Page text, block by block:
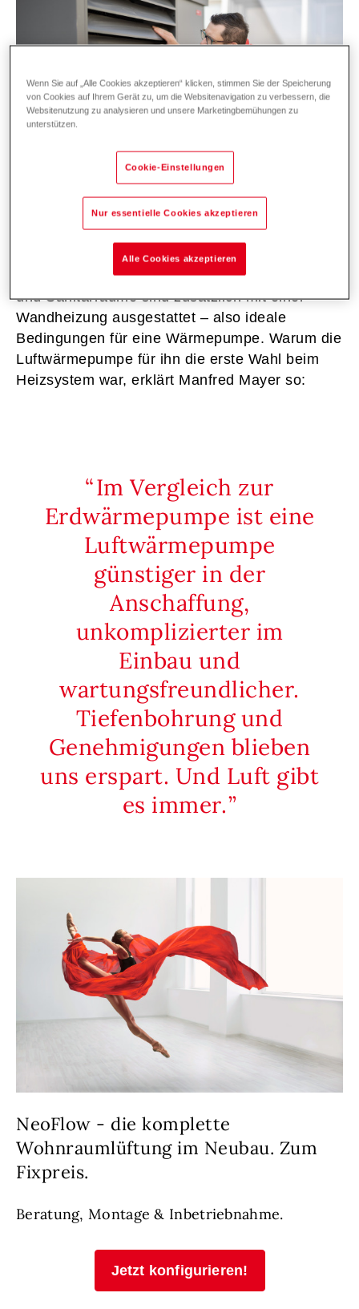
Hoval Kundendiensttechniker Markus.
Der neu errichtete Bungalow der Mayers wird
über Fußbodenheizung temperiert. Die Wohn-
und Sanitärräume sind zusätzlich mit einer
Wandheizung ausgestattet – also ideale
Bedingungen für eine Wärmepumpe. Warum die
Luftwärmepumpe für ihn die erste Wahl beim
Heizsystem war, erklärt Manfred Mayer so:
Im Vergleich zur
Erdwärmepumpe ist eine
Luftwärmepumpe
günstiger in der
Anschaffung,
unkomplizierter im
Einbau und
wartungsfreundlicher.
Tiefenbohrung und
Genehmigungen blieben
uns erspart. Und Luft gibt
es immer.
NeoFlow - die komplette
Wohnraumlüftung im Neubau. Zum
Fixpreis.
Beratung, Montage & Inbetriebnahme.
Jetzt konfigurieren!
Wenn Sie auf „Alle Cookies akzeptieren“ klicken, stimmen Sie der Speicherung
von Cookies auf Ihrem Gerät zu, um die Websitenavigation zu verbessern, die
Websitenutzung zu analysieren und unsere Marketingbemühungen zu
unterstützen.
Cookie-Einstellungen
Nur essentielle Cookies akzeptieren
Alle Cookies akzeptieren